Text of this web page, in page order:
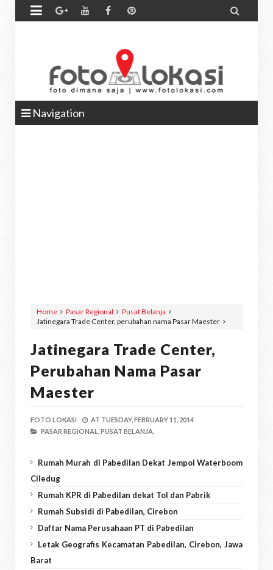
 
Navigation
Home Pasar Regional
Pusat Belanja
Jatinegara Trade Center, perubahan nama Pasar Maester
Jatinegara Trade Center,
Perubahan Nama Pasar
Maester
FOTO LOKASI AT TUESDAY, FEBRUARY 11, 2014
PASAR REGIONAL, PUSAT BELANJA,
Rumah Murah di Pabedilan Dekat Jempol Waterboom
Ciledug
Rumah KPR di Pabedilan dekat Tol dan Pabrik
Rumah Subsidi di Pabedilan, Cirebon
Daftar Nama Perusahaan PT di Pabedilan
Letak Geografis Kecamatan Pabedilan, Cirebon, Jawa
Barat